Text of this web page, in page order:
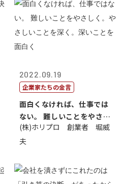
2022.09.19
企業家たちの金言
面白くなければ、仕事では
ない。 難しいことをやさし
く。やさし...
(株)ホリプロ 創業者 堀威
夫